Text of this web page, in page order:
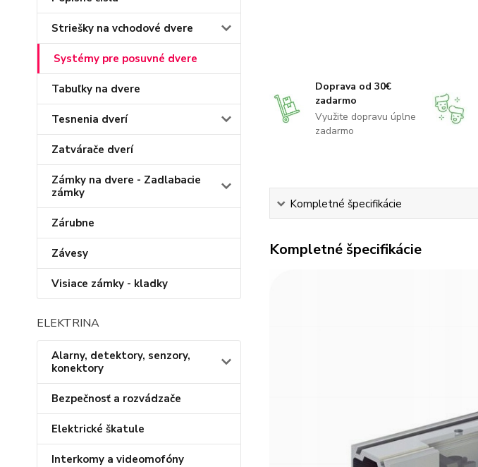
Striešky na vchodové dvere
Systémy pre posuvné dvere
Tabuľky na dvere
Tesnenia dverí
Zatvárače dverí
Zámky na dvere - Zadlabacie
zámky
Zárubne
Závesy
Visiace zámky - kladky
ELEKTRINA
Alarny, detektory, senzory,
konektory
Bezpečnosť a rozvádzače
Elektrické škatule
Interkomy a videomofóny
Doprava od 30€
zadarmo
Využite dopravu úplne
zadarmo
Kompletné špecifikácie
Kompletné špecifikácie